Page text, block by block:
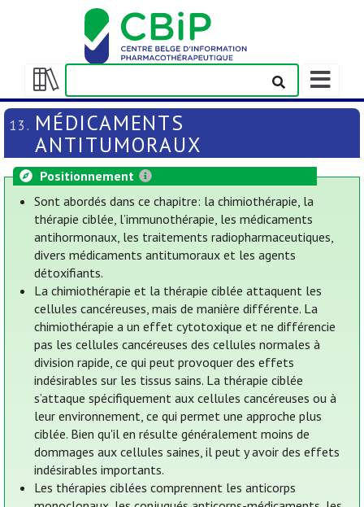
Afficher/masquer
la
table
des
matières
Afficher/
la
barre
13. MÉDICAMENTS
ANTITUMORAUX
Positionnement
Sont abordés dans ce chapitre: la chimiothérapie, la
thérapie ciblée, l’immunothérapie, les médicaments
antihormonaux, les traitements radiopharmaceutiques,
divers médicaments antitumoraux et les agents
détoxifiants.
La chimiothérapie et la thérapie ciblée attaquent les
cellules cancéreuses, mais de manière différente. La
chimiothérapie a un effet cytotoxique et ne différencie
pas les cellules cancéreuses des cellules normales à
division rapide, ce qui peut provoquer des effets
indésirables sur les tissus sains. La thérapie ciblée
s’attaque spécifiquement aux cellules cancéreuses ou à
leur environnement, ce qui permet une approche plus
ciblée. Bien qu'il en résulte généralement moins de
dommages aux cellules saines, il peut y avoir des effets
indésirables importants.
Les thérapies ciblées comprennent les anticorps